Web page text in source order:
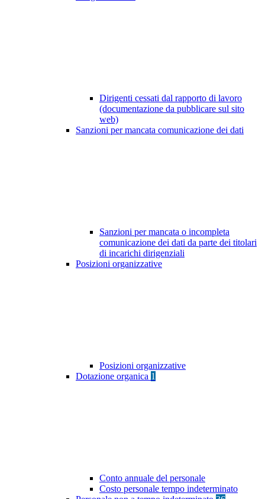
Dirigenti cessati dal rapporto di lavoro
(documentazione da pubblicare sul sito
web)
Sanzioni per mancata comunicazione dei dati
Sanzioni per mancata o incompleta
comunicazione dei dati da parte dei titolari
di incarichi dirigenziali
Posizioni organizzative
Posizioni organizzative
Dotazione organica 1
Conto annuale del personale
Costo personale tempo indeterminato